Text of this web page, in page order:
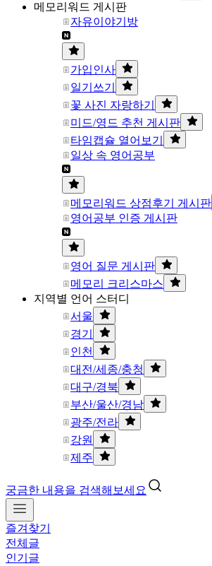
메모리워드 게시판
자유이야기방
가입인사
일기쓰기
꽃 사진 자랑하기
미드/영드 추천 게시판
타임캡슐 열어보기
일상 속 영어공부
메모리워드 상점후기 게시판
영어공부 인증 게시판
영어 질문 게시판
메모리 크리스마스
지역별 언어 스터디
서울
경기
인천
대전/세종/충청
대구/경북
부산/울산/경남
광주/전라
강원
제주
궁금한 내용을 검색해보세요
즐겨찾기
전체글
인기글